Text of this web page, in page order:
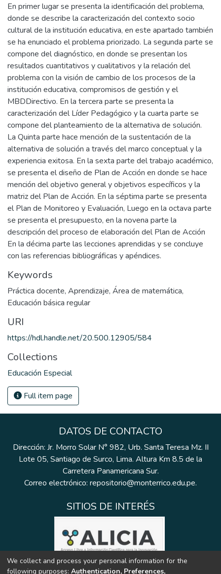
En primer lugar se presenta la identificación del problema,
donde se describe la caracterización del contexto socio
cultural de la institución educativa, en este apartado también
se ha enunciado el problema priorizado. La segunda parte se
compone del diagnóstico, en donde se presentan los
resultados cuantitativos y cualitativos y la relación del
problema con la visión de cambio de los procesos de la
institución educativa, compromisos de gestión y el
MBDDirectivo. En la tercera parte se presenta la
caracterización del Líder Pedagógico y la cuarta parte se
compone del planteamiento de la alternativa de solución.
La Quinta parte hace mención de la sustentación de la
alternativa de solución a través del marco conceptual y la
experiencia exitosa. En la sexta parte del trabajo académico,
se presenta el diseño de Plan de Acción en donde se hace
mención del objetivo general y objetivos específicos y la
matriz del Plan de Acción. En la séptima parte se presenta
el Plan de Monitoreo y Evaluación, Luego en la octava parte
se presenta el presupuesto, en la novena parte la
descripción del proceso de elaboración del Plan de Acción
En la décima parte las lecciones aprendidas y se concluye
con las referencias bibliográficas y apéndices.
Keywords
Práctica docente, Aprendizaje, Área de matemática,
Educación básica regular
URI
https://hdl.handle.net/20.500.12905/584
Collections
Educación Especial
Full item page
DATOS DE CONTACTO
Dirección: Jr. Morro Solar N° 982, Urb. Santa Teresa Mz. II
Lote 05, Santiago de Surco, Lima. Altura Km 8.5 de la
Carretera Panamericana Sur.
Correo electrónico: repositorio@monterrico.edu.pe.
SITIOS DE INTERÉS
We collect and process your personal information for the
following purposes: Authentication, Preferences,